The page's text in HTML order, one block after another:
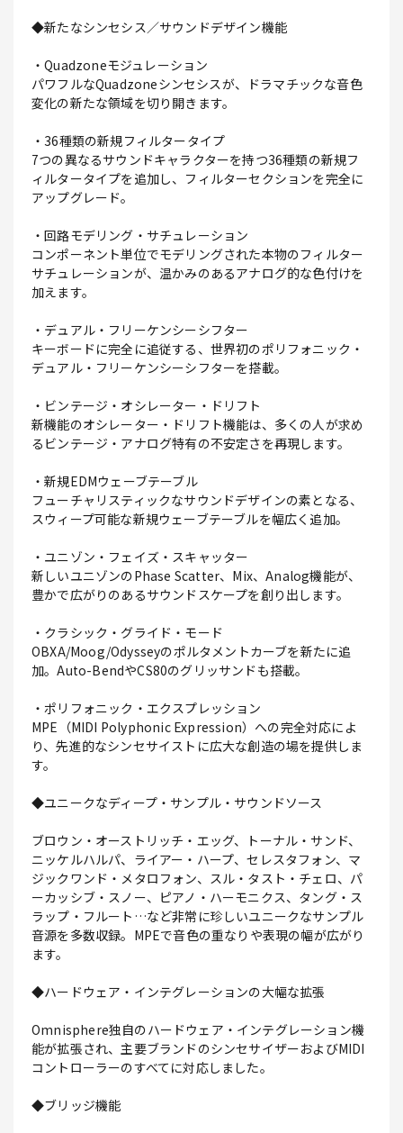
◆新たなシンセシス／サウンドデザイン機能
・Quadzoneモジュレーション
パワフルなQuadzoneシンセシスが、ドラマチックな音色
変化の新たな領域を切り開きます。
・36種類の新規フィルタータイプ
7つの異なるサウンドキャラクターを持つ36種類の新規フ
ィルタータイプを追加し、フィルターセクションを完全に
アップグレード。
・回路モデリング・サチュレーション
コンポーネント単位でモデリングされた本物のフィルター
サチュレーションが、温かみのあるアナログ的な色付けを
加えます。
・デュアル・フリーケンシーシフター
キーボードに完全に追従する、世界初のポリフォニック・
デュアル・フリーケンシーシフターを搭載。
・ビンテージ・オシレーター・ドリフト
新機能のオシレーター・ドリフト機能は、多くの人が求め
るビンテージ・アナログ特有の不安定さを再現します。
・新規EDMウェーブテーブル
フューチャリスティックなサウンドデザインの素となる、
スウィープ可能な新規ウェーブテーブルを幅広く追加。
・ユニゾン・フェイズ・スキャッター
新しいユニゾンのPhase Scatter、Mix、Analog機能が、
豊かで広がりのあるサウンドスケープを創り出します。
・クラシック・グライド・モード
OBXA/Moog/Odysseyのポルタメントカーブを新たに追
加。Auto-BendやCS80のグリッサンドも搭載。
・ポリフォニック・エクスプレッション
MPE（MIDI Polyphonic Expression）への完全対応によ
り、先進的なシンセサイストに広大な創造の場を提供しま
す。
◆ユニークなディープ・サンプル・サウンドソース
ブロウン・オーストリッチ・エッグ、トーナル・サンド、
ニッケルハルパ、ライアー・ハープ、セレスタフォン、マ
ジックワンド・メタロフォン、スル・タスト・チェロ、パ
ーカッシブ・スノー、ピアノ・ハーモニクス、タング・ス
ラップ・フルート…など非常に珍しいユニークなサンプル
音源を多数収録。MPEで音色の重なりや表現の幅が広がり
ます。
◆ハードウェア・インテグレーションの大幅な拡張
Omnisphere独自のハードウェア・インテグレーション機
能が拡張され、主要ブランドのシンセサイザーおよびMIDI
コントローラーのすべてに対応しました。
◆ブリッジ機能